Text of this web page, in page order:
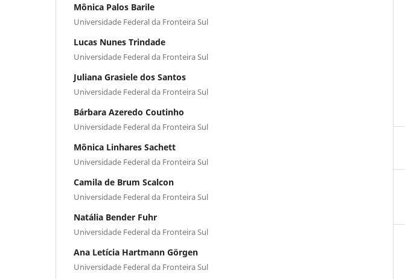
Mônica Palos Barile
Universidade Federal da Fronteira Sul
Lucas Nunes Trindade
Universidade Federal da Fronteira Sul
Juliana Grasiele dos Santos
Universidade Federal da Fronteira Sul
Bárbara Azeredo Coutinho
Universidade Federal da Fronteira Sul
Mônica Linhares Sachett
Universidade Federal da Fronteira Sul
Camila de Brum Scalcon
Universidade Federal da Fronteira Sul
Natália Bender Fuhr
Universidade Federal da Fronteira Sul
Ana Letícia Hartmann Görgen
Universidade Federal da Fronteira Sul